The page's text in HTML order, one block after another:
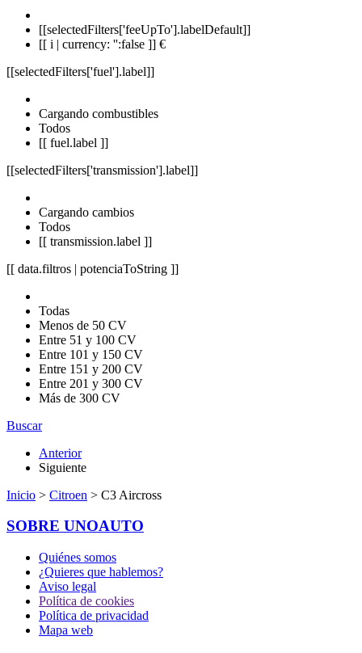
[[selectedFilters['feeUpTo'].labelDefault]]
[[ i | currency: '':false ]] €
[[selectedFilters['fuel'].label]]
Cargando combustibles
Todos
[[ fuel.label ]]
[[selectedFilters['transmission'].label]]
Cargando cambios
Todos
[[ transmission.label ]]
[[ data.filtros | potenciaToString ]]
Todas
Menos de 50 CV
Entre 51 y 100 CV
Entre 101 y 150 CV
Entre 151 y 200 CV
Entre 201 y 300 CV
Más de 300 CV
Buscar
Anterior
Siguiente
Inicio > Citroen > C3 Aircross
SOBRE UNOAUTO
Quiénes somos
¿Quieres que hablemos?
Aviso legal
Política de cookies
Política de privacidad
Mapa web